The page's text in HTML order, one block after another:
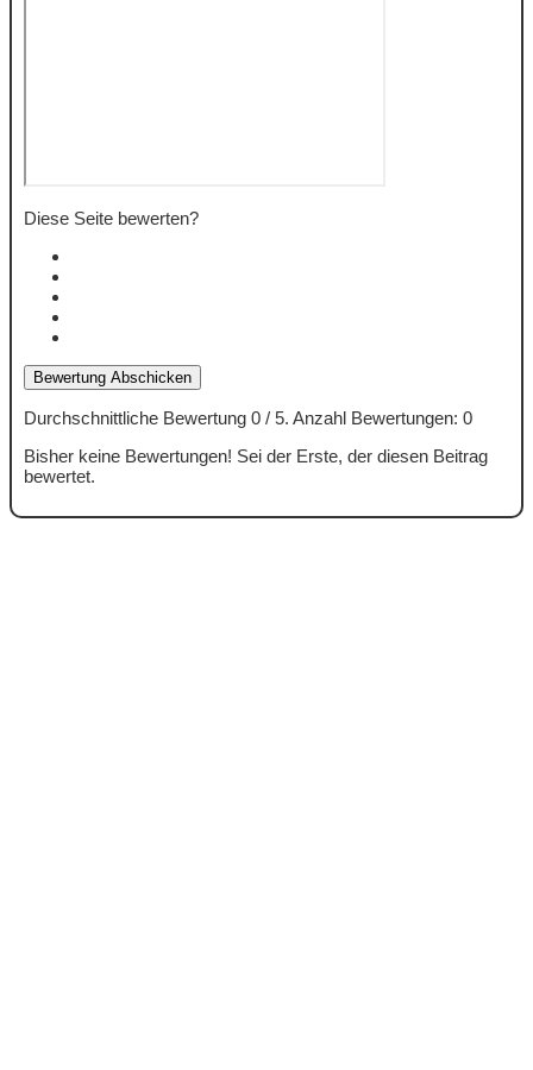
Diese Seite bewerten?
Bewertung Abschicken
Durchschnittliche Bewertung 0 / 5. Anzahl Bewertungen: 0
Bisher keine Bewertungen! Sei der Erste, der diesen Beitrag
bewertet.